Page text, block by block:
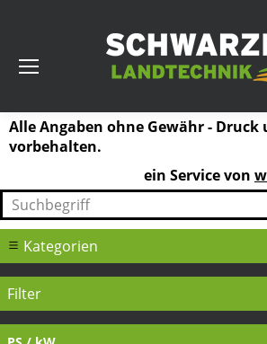
Kategorien
Filter
Alle Angaben ohne Gewähr - Druck
vorbehalten.
ein Service von